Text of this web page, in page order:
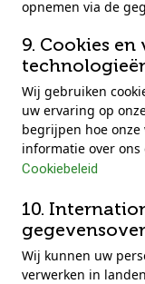
opnemen via de
9. Cookies
Wij gebruiken
uw ervaring op
begrijpen hoe
informatie over ons
Cookiebeleid
10.
Wij kunnen uw
verwerken in